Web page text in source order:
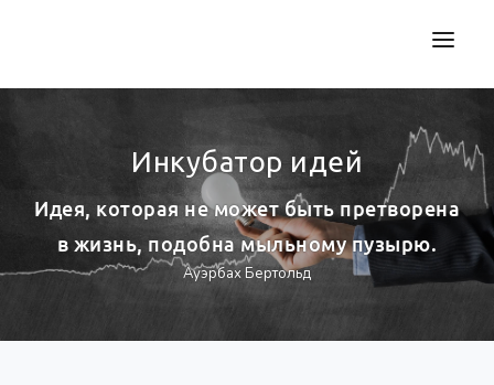
ИНКУБАТОР ИДЕЙ
ОТ ИДЕИ К РЕЗУЛЬТАТУ
ОБМЕН ОПЫТОМ
Инкубатор идей
Идея, которая не может быть претворена
в жизнь, подобна мыльному пузырю.
Ауэрбах Бертольд